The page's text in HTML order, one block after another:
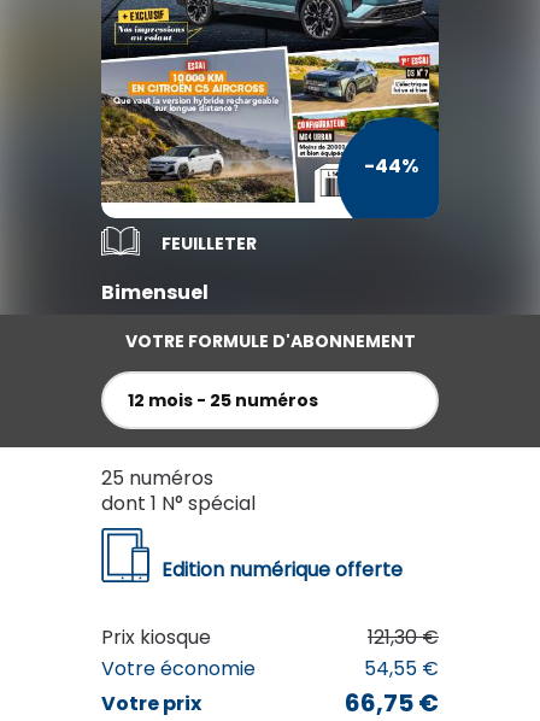
TV / Vie Pratique
Presse Professionnelle
Je l'éloigne des écrans
-44%
FEUILLETER
Bimensuel
VOTRE FORMULE D'ABONNEMENT
12 mois - 25 numéros
25 numéros
dont 1 N° spécial
Edition numérique offerte
Prix kiosque
121,30 €
Votre économie
54,55 €
Votre prix
66,75 €
au lieu de